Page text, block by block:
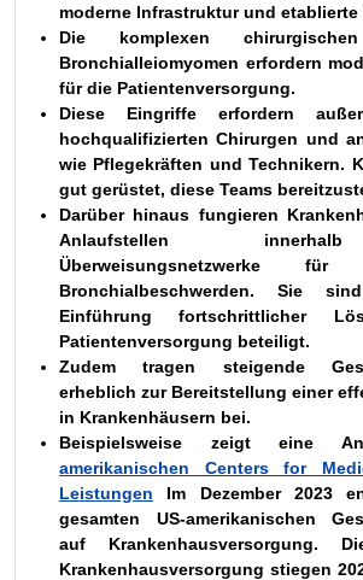
moderne Infrastruktur und etablierte
Die komplexen
Bronchialleiomyomen erfordern
für die Patientenversorgung.
Diese Eingriffe erfordern
hochqualifizierten Chirurgen und
wie Pflegekräften und Technikern.
gut gerüstet, diese Teams
Darüber hinaus fungieren
Anlaufstellen
Überweisungsnetzwerke
Bronchialbeschwerden. Sie
Einführung fortschrittlicher
Patientenversorgung beteiligt.
Zudem tragen steigende
erheblich zur Bereitstellung einer
in Krankenhäusern bei.
Beispielsweise zeigt eine
amerikanischen Centers for
Leistungen Im Dezember 2023
gesamten US-amerikanischen
auf Krankenhausversorgung.
Krankenhausversorgung stiegen